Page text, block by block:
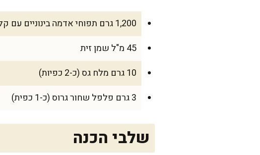
1,200 גרם תפוחי אדמה בינוניים עם קליפה (רצוי מזן שמתאים לאפייה)
45 מ"ל שמן זית
10 גרם מלח גס (כ-2 כפיות)
3 גרם פלפל שחור גרוס (כ-1 כפית)
שלבי הכנה